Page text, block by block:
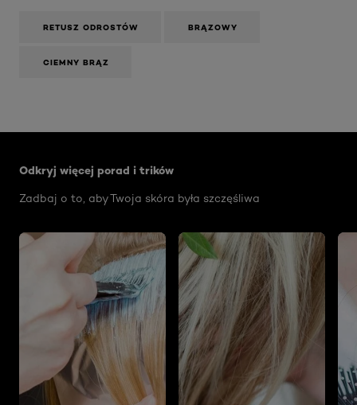
RETUSZ ODROSTÓW BRĄZOWY
CIEMNY BRĄZ
Odkryj więcej porad i trików
Zadbaj o to, aby Twoja skóra była szczęśliwa